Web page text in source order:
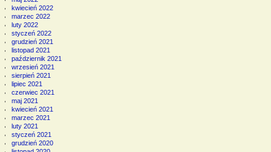
kwiecień 2022
marzec 2022
luty 2022
styczeń 2022
grudzień 2021
listopad 2021
październik 2021
wrzesień 2021
sierpień 2021
lipiec 2021
czerwiec 2021
maj 2021
kwiecień 2021
marzec 2021
luty 2021
styczeń 2021
grudzień 2020